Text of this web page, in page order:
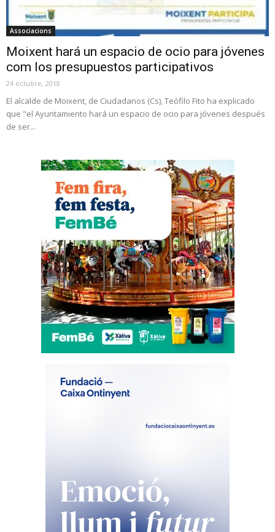
Associacions
Moixent hará un espacio de ocio para jóvenes
com los presupuestos participativos
24 octubre, 2018
El alcalde de Moixent, de Ciudadanos (Cs), Teófilo Fito ha explicado
que "el Ayuntamiento hará un espacio de ocio para jóvenes después
de ser...